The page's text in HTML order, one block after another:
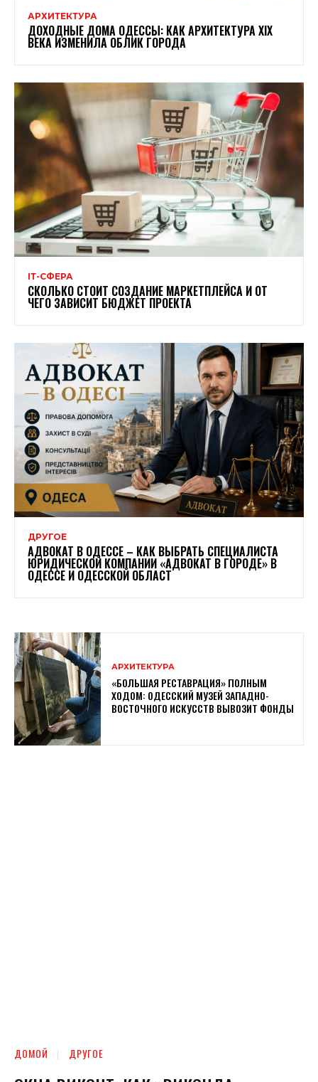
АРХИТЕКТУРА
ДОХОДНЫЕ ДОМА ОДЕССЫ: КАК АРХИТЕКТУРА XIX
ВЕКА ИЗМЕНИЛА ОБЛИК ГОРОДА
ІТ-СФЕРА
СКОЛЬКО СТОИТ СОЗДАНИЕ МАРКЕТПЛЕЙСА И ОТ
ЧЕГО ЗАВИСИТ БЮДЖЕТ ПРОЕКТА
ДРУГОЕ
АДВОКАТ В ОДЕССЕ – КАК ВЫБРАТЬ СПЕЦИАЛИСТА
ЮРИДИЧЕСКОЙ КОМПАНИИ «АДВОКАТ В ГОРОДЕ» В
ОДЕССЕ И ОДЕССКОЙ ОБЛАСТ
АРХИТЕКТУРА
«БОЛЬШАЯ РЕСТАВРАЦИЯ» ПОЛНЫМ
ХОДОМ: ОДЕССКИЙ МУЗЕЙ ЗАПАДНО-
ВОСТОЧНОГО ИСКУССТВ ВЫВОЗИТ ФОНДЫ